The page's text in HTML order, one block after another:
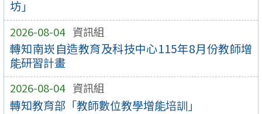
坊」
2026-08-04 資訊組
轉知南崁自造教育及科技中心115年8月份教師增
能研習計畫
2026-08-04 資訊組
轉知教育部「教師數位教學增能培訓」